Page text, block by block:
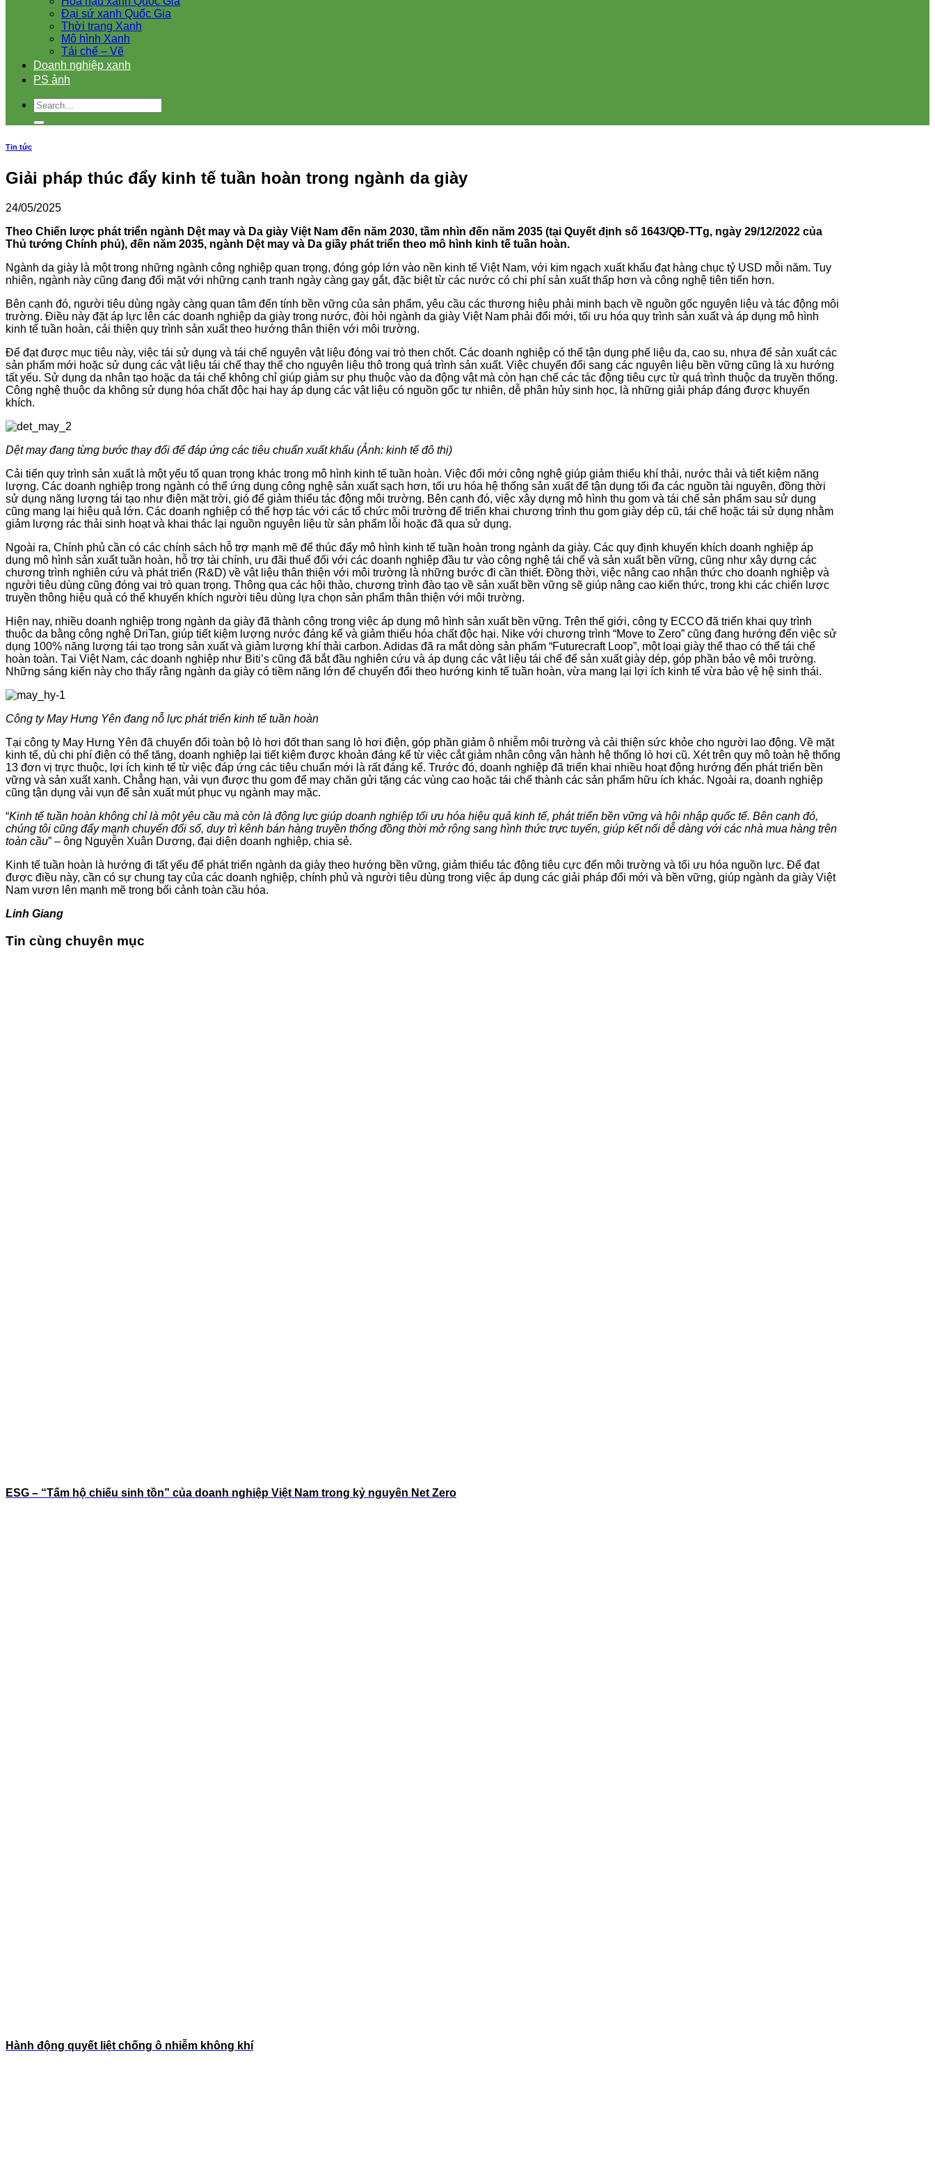
Đại sứ xanh Quốc Gia
Thời trang Xanh
Mô hình Xanh
Tái chế – Vẽ
Doanh nghiệp xanh
PS ảnh
Tin tức
Giải pháp thúc đẩy kinh tế tuần hoàn trong ngành da giày
24/05/2025
Theo Chiến lược phát triển ngành Dệt may và Da giày Việt Nam đến năm 2030, tầm nhìn đến năm 2035 (tại Quyết định số 1643/QĐ-TTg, ngày 29/12/2022 của
Thủ tướng Chính phủ), đến năm 2035, ngành Dệt may và Da giầy phát triển theo mô hình kinh tế tuần hoàn.
Ngành da giày là một trong những ngành công nghiệp quan trọng, đóng góp lớn vào nền kinh tế Việt Nam, với kim ngạch xuất khẩu đạt hàng chục tỷ USD mỗi năm. Tuy
nhiên, ngành này cũng đang đối mặt với những cạnh tranh ngày càng gay gắt, đặc biệt từ các nước có chi phí sản xuất thấp hơn và công nghệ tiên tiến hơn.
Bên cạnh đó, người tiêu dùng ngày càng quan tâm đến tính bền vững của sản phẩm, yêu cầu các thương hiệu phải minh bạch về nguồn gốc nguyên liệu và tác động môi
trường. Điều này đặt áp lực lên các doanh nghiệp da giày trong nước, đòi hỏi ngành da giày Việt Nam phải đổi mới, tối ưu hóa quy trình sản xuất và áp dụng mô hình
kinh tế tuần hoàn, cải thiện quy trình sản xuất theo hướng thân thiện với môi trường.
Để đạt được mục tiêu này, việc tái sử dụng và tái chế nguyên vật liệu đóng vai trò then chốt. Các doanh nghiệp có thể tận dụng phế liệu da, cao su, nhựa để sản xuất các
sản phẩm mới hoặc sử dụng các vật liệu tái chế thay thế cho nguyên liệu thô trong quá trình sản xuất. Việc chuyển đổi sang các nguyên liệu bền vững cũng là xu hướng
tất yếu. Sử dụng da nhân tạo hoặc da tái chế không chỉ giúp giảm sự phụ thuộc vào da động vật mà còn hạn chế các tác động tiêu cực từ quá trình thuộc da truyền thống.
Công nghệ thuộc da không sử dụng hóa chất độc hại hay áp dụng các vật liệu có nguồn gốc tự nhiên, dễ phân hủy sinh học, là những giải pháp đáng được khuyến
khích.
Dệt may đang từng bước thay đổi để đáp ứng các tiêu chuẩn xuất khẩu (Ảnh: kinh tế đô thị)
Cải tiến quy trình sản xuất là một yếu tố quan trọng khác trong mô hình kinh tế tuần hoàn. Việc đổi mới công nghệ giúp giảm thiểu khí thải, nước thải và tiết kiệm năng
lượng. Các doanh nghiệp trong ngành có thể ứng dụng công nghệ sản xuất sạch hơn, tối ưu hóa hệ thống sản xuất để tận dụng tối đa các nguồn tài nguyên, đồng thời
sử dụng năng lượng tái tạo như điện mặt trời, gió để giảm thiểu tác động môi trường. Bên cạnh đó, việc xây dựng mô hình thu gom và tái chế sản phẩm sau sử dụng
cũng mang lại hiệu quả lớn. Các doanh nghiệp có thể hợp tác với các tổ chức môi trường để triển khai chương trình thu gom giày dép cũ, tái chế hoặc tái sử dụng nhằm
giảm lượng rác thải sinh hoạt và khai thác lại nguồn nguyên liệu từ sản phẩm lỗi hoặc đã qua sử dụng.
Ngoài ra, Chính phủ cần có các chính sách hỗ trợ mạnh mẽ để thúc đẩy mô hình kinh tế tuần hoàn trong ngành da giày. Các quy định khuyến khích doanh nghiệp áp
dụng mô hình sản xuất tuần hoàn, hỗ trợ tài chính, ưu đãi thuế đối với các doanh nghiệp đầu tư vào công nghệ tái chế và sản xuất bền vững, cũng như xây dựng các
chương trình nghiên cứu và phát triển (R&D) về vật liệu thân thiện với môi trường là những bước đi cần thiết. Đồng thời, việc nâng cao nhận thức cho doanh nghiệp và
người tiêu dùng cũng đóng vai trò quan trọng. Thông qua các hội thảo, chương trình đào tạo về sản xuất bền vững sẽ giúp nâng cao kiến thức, trong khi các chiến lược
truyền thông hiệu quả có thể khuyến khích người tiêu dùng lựa chọn sản phẩm thân thiện với môi trường.
Hiện nay, nhiều doanh nghiệp trong ngành da giày đã thành công trong việc áp dụng mô hình sản xuất bền vững. Trên thế giới, công ty ECCO đã triển khai quy trình
thuộc da bằng công nghệ DriTan, giúp tiết kiệm lượng nước đáng kể và giảm thiểu hóa chất độc hại. Nike với chương trình “Move to Zero” cũng đang hướng đến việc sử
dụng 100% năng lượng tái tạo trong sản xuất và giảm lượng khí thải carbon. Adidas đã ra mắt dòng sản phẩm “Futurecraft Loop”, một loại giày thể thao có thể tái chế
hoàn toàn. Tại Việt Nam, các doanh nghiệp như Biti’s cũng đã bắt đầu nghiên cứu và áp dụng các vật liệu tái chế để sản xuất giày dép, góp phần bảo vệ môi trường.
Những sáng kiến này cho thấy rằng ngành da giày có tiềm năng lớn để chuyển đổi theo hướng kinh tế tuần hoàn, vừa mang lại lợi ích kinh tế vừa bảo vệ hệ sinh thái.
Công ty May Hưng Yên đang nỗ lực phát triển kinh tế tuần hoàn
Tại công ty May Hưng Yên đã chuyển đổi toàn bộ lò hơi đốt than sang lò hơi điện, góp phần giảm ô nhiễm môi trường và cải thiện sức khỏe cho người lao động. Về mặt
kinh tế, dù chi phí điện có thể tăng, doanh nghiệp lại tiết kiệm được khoản đáng kể từ việc cắt giảm nhân công vận hành hệ thống lò hơi cũ. Xét trên quy mô toàn hệ thống
13 đơn vị trực thuộc, lợi ích kinh tế từ việc đáp ứng các tiêu chuẩn mới là rất đáng kể. Trước đó, doanh nghiệp đã triển khai nhiều hoạt động hướng đến phát triển bền
vững và sản xuất xanh. Chẳng hạn, vải vụn được thu gom để may chăn gửi tặng các vùng cao hoặc tái chế thành các sản phẩm hữu ích khác. Ngoài ra, doanh nghiệp
cũng tận dụng vải vụn để sản xuất mút phục vụ ngành may mặc.
“Kinh tế tuần hoàn không chỉ là một yêu cầu mà còn là động lực giúp doanh nghiệp tối ưu hóa hiệu quả kinh tế, phát triển bền vững và hội nhập quốc tế. Bên cạnh đó,
chúng tôi cũng đẩy mạnh chuyển đổi số, duy trì kênh bán hàng truyền thống đồng thời mở rộng sang hình thức trực tuyến, giúp kết nối dễ dàng với các nhà mua hàng trên
toàn cầu” – ông Nguyễn Xuân Dương, đại diện doanh nghiệp, chia sẻ.
Kinh tế tuần hoàn là hướng đi tất yếu để phát triển ngành da giày theo hướng bền vững, giảm thiểu tác động tiêu cực đến môi trường và tối ưu hóa nguồn lực. Để đạt
được điều này, cần có sự chung tay của các doanh nghiệp, chính phủ và người tiêu dùng trong việc áp dụng các giải pháp đổi mới và bền vững, giúp ngành da giày Việt
Nam vươn lên mạnh mẽ trong bối cảnh toàn cầu hóa.
Linh Giang
Tin cùng chuyên mục
ESG – “Tấm hộ chiếu sinh tồn” của doanh nghiệp Việt Nam trong kỷ nguyên Net Zero
Hành động quyết liệt chống ô nhiễm không khí